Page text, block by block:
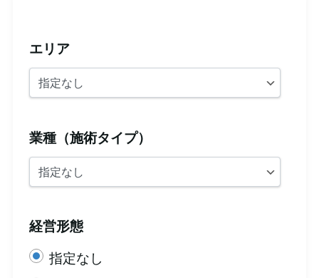
エリア
業種（施術タイプ）
経営形態
指定なし